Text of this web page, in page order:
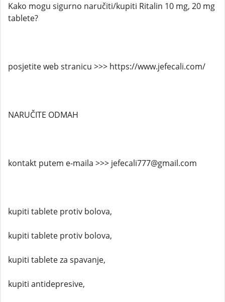
Kako mogu sigurno naručiti/kupiti Ritalin 10 mg, 20 mg
tablete?
posjetite web stranicu >>> https://www.jefecali.com/
NARUČITE ODMAH
kontakt putem e-maila >>> jefecali777@gmail.com
kupiti tablete protiv bolova,
kupiti tablete protiv bolova,
kupiti tablete za spavanje,
kupiti antidepresive,